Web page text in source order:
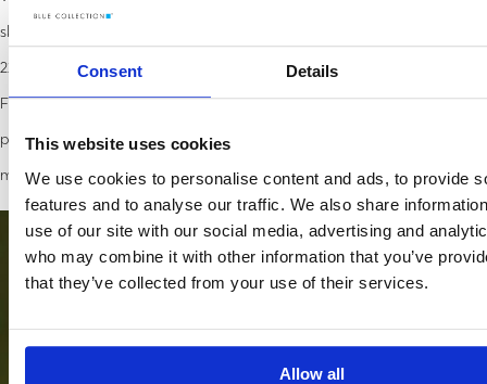
Consent Details
This website uses cookies
We use cookies to personalise content and ads, to provide
features and to analyse our traffic. We also share
use of our site with our social media, advertising and
who may combine it with other information that you’ve
that they’ve collected from your use of their services.
Allow all
skoncentrowane na ekologii. Wystarczy wspomnieć o obchodzonym
22 kwietnia w Dniu Ziemi czy 23 Stycznia - Dniu Bez Opakowań
Foliowych. Torby materiałowe bądź wykonane z tworzywa rPET jako
przydatny gadżet rozdawany uczestnikom podkreślą wiarygodność
marki, której środowisko naturalne rzeczywiście nie jest obce!